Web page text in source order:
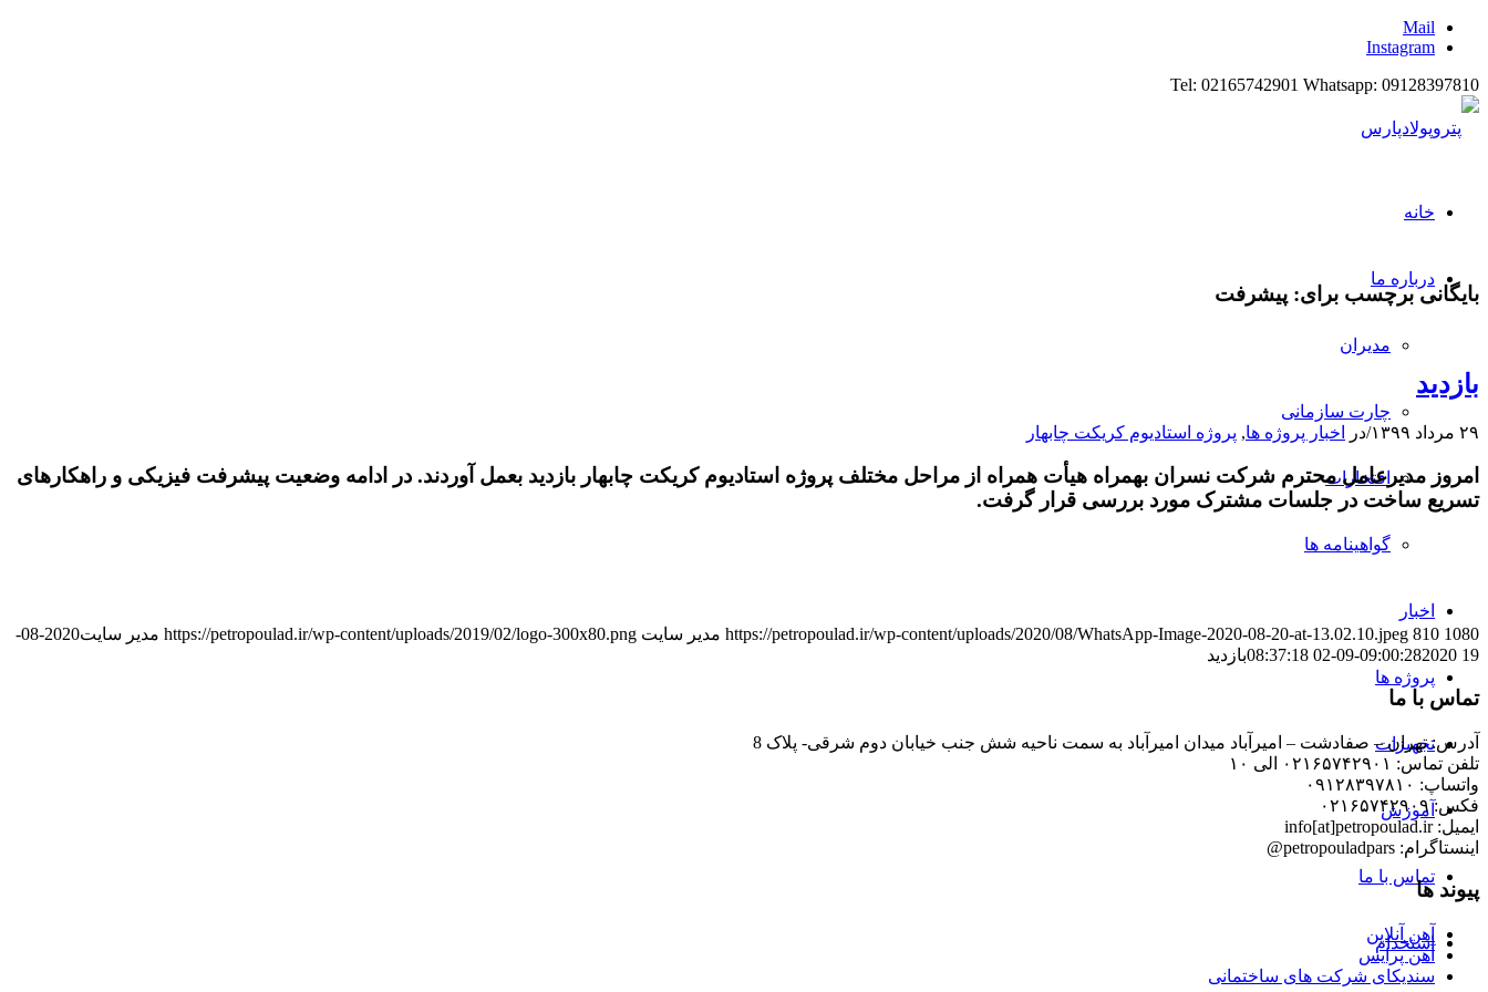
Mail
Instagram
Tel: 02165742901 Whatsapp: 09128397810
خانه
درباره ما
مدیران
چارت سازمانی
افتخارات
گواهینامه ها
اخبار
پروژه ها
تجهیزات
آموزش
تماس با ما
استخدام
بایگانی برچسب برای: پیشرفت
بازدید
۲۹ مرداد ۱۳۹۹ /در اخبار پروژه ها, پروژه استادیوم کریکت چابهار
امروز مدیرعامل محترم شرکت نسران بهمراه هیأت همراه از مراحل مختلف پروژه استادیوم کریکت چابهار بازدید بعمل آوردند. در ادامه وضعیت پیشرفت فیزیکی و راهکارهای
تسریع ساخت در جلسات مشترک مورد بررسی قرار گرفت.
https://petropoulad.ir/wp-content/uploads/2020/08/WhatsApp-Image-2020-08-20-at-13.02.10.jpeg 810 1080 مدیر سایت https://petropoulad.ir/wp-content/uploads/2019/02/logo-300x80.png مدیر سایت
2020-08-
19 09:00:28
2020-09-02 08:37:18 بازدید
تماس با ما
آدرس: تهران – صفادشت – امیرآباد میدان امیرآباد به سمت ناحیه شش جنب خیابان دوم شرقی- پلاک 8
تلفن تماس: ۰۲۱۶۵۷۴۲۹۰۱ الی ۱۰
واتساپ: ۰۹۱۲۸۳۹۷۸۱۰
فکس: ۰۲۱۶۵۷۴۲۹۰۹
ایمیل: info[at]petropoulad.ir
اینستاگرام: petropouladpars@
پیوند ها
آهن آنلاین
آهن پرایس
سندیکای شرکت های ساختمانی